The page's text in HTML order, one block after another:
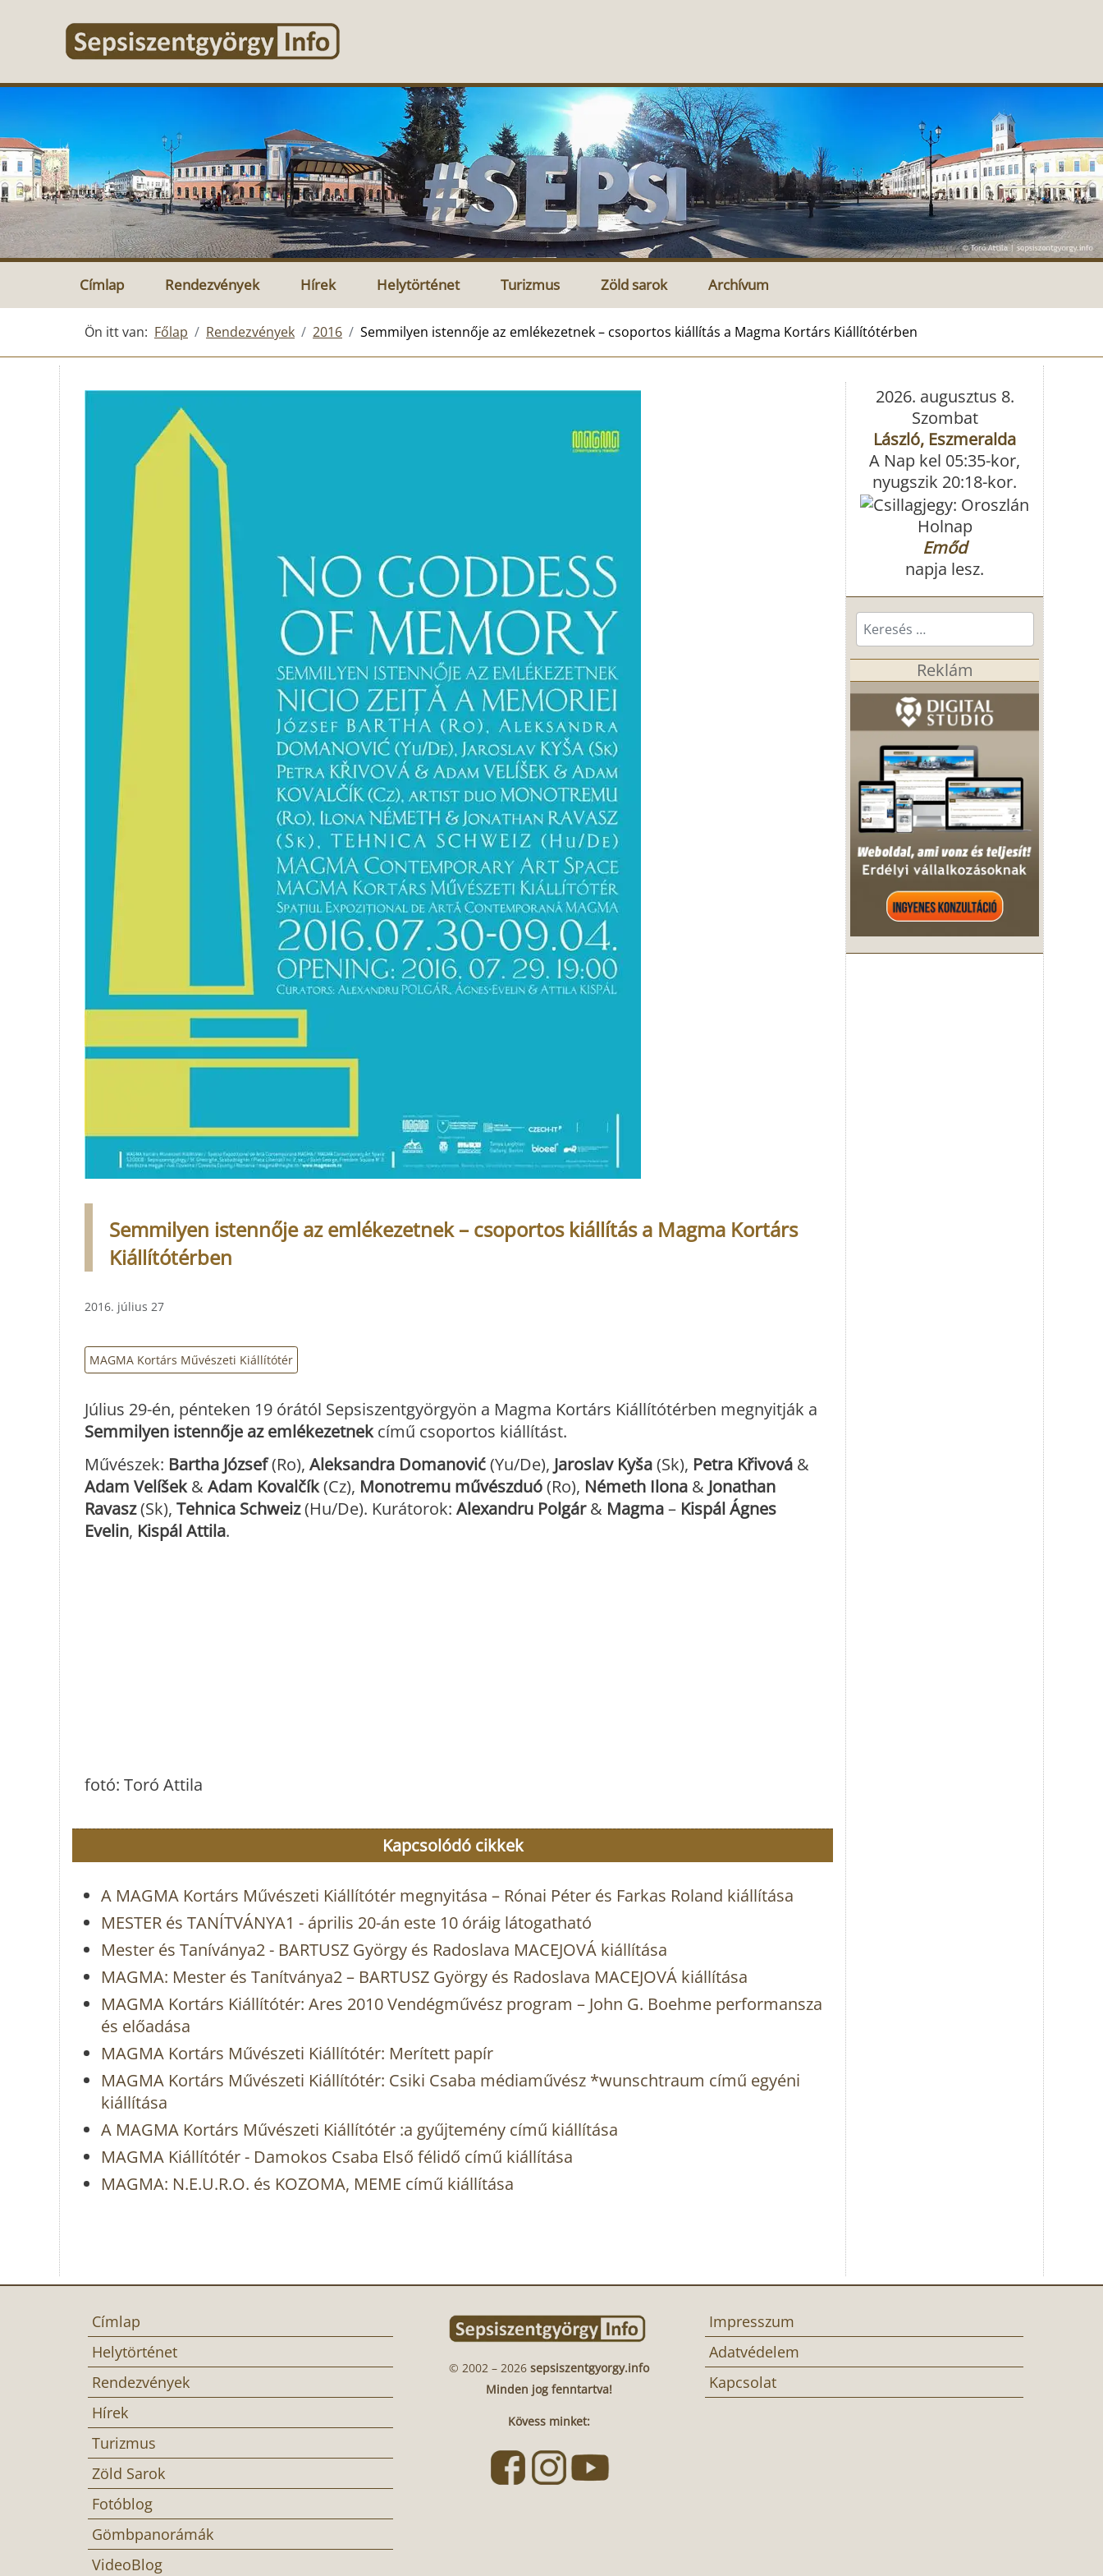
Címlap Rendezvények Hírek Helytörténet Turizmus Zöld sarok Archívum
Ön itt van: Főlap Rendezvények 2016 Semmilyen istennője az emlékezetnek – csoportos kiállítás a Magma Kortárs Kiállítótérben
Semmilyen istennője az emlékezetnek – csoportos kiállítás a Magma Kortárs
Kiállítótérben
2016. július 27
MAGMA Kortárs Művészeti Kiállítótér
Július 29-én, pénteken 19 órától Sepsiszentgyörgyön a Magma Kortárs Kiállítótérben megnyitják a
Semmilyen istennője az emlékezetnekcímű csoportos kiállítást.
Művészek: Bartha József(Ro), Aleksandra Domanović(Yu/De), Jaroslav Kyša(Sk), Petra Křivová &
Adam Velíšek& Adam Kovalčík(Cz), Monotremu művészduó(Ro), Németh Ilona & Jonathan
Ravasz(Sk), Tehnica Schweiz(Hu/De). Kurátorok: Alexandru Polgár& Magma– Kispál Ágnes
Evelin, Kispál Attila.
fotó: Toró Attila
Kapcsolódó cikkek
A MAGMA Kortárs Művészeti Kiállítótér megnyitása – Rónai Péter és Farkas Roland kiállítása
MESTER és TANÍTVÁNYA1 - április 20-án este 10 óráig látogatható
Mester és Taníványa2 - BARTUSZ György és Radoslava MACEJOVÁ kiállítása
MAGMA: Mester és Tanítványa2 – BARTUSZ György és Radoslava MACEJOVÁ kiállítása
MAGMA Kortárs Kiállítótér: Ares 2010 Vendégművész program – John G. Boehme performansza
és előadása
MAGMA Kortárs Művészeti Kiállítótér: Merített papír
MAGMA Kortárs Művészeti Kiállítótér: Csiki Csaba médiaművész *wunschtraum című egyéni
kiállítása
A MAGMA Kortárs Művészeti Kiállítótér :a gyűjtemény című kiállítása
MAGMA Kiállítótér - Damokos Csaba Első félidő című kiállítása
MAGMA: N.E.U.R.O. és KOZOMA, MEME című kiállítása
2026. augusztus 8.
Szombat
László, Eszmeralda
A Nap kel 05:35-kor,
nyugszik 20:18-kor.
Holnap
Emőd
napja lesz.
Keresés...
Reklám
Címlap
Helytörténet
Rendezvények
Hírek
Turizmus
Zöld Sarok
Fotóblog
Gömbpanorámák
VideoBlog
© 2002 – 2026 sepsiszentgyorgy.info
Minden jog fenntartva!
Kövess minket:
Impresszum
Adatvédelem
Kapcsolat